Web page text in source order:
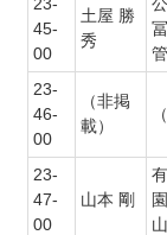
45-
00
土屋 勝
秀
23-
46-
00
（非掲
載）
23-
47-
00
山本 剛
山